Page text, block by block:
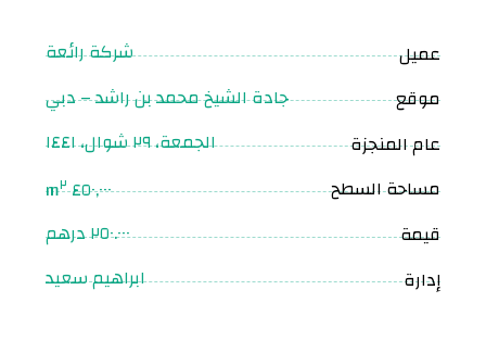
عميل
شركة رائعة
موقع
جادة الشيخ محمد بن راشد – دبي
عام المنجزة
الجمعة، ٢٩ شوال، ١٤٤١
مساحة السطح
٤٥٠,٠٠٠ m ٢
قيمة
٢٥٠.٠٠٠ درهم
إدارة
ابراهيم سعيد